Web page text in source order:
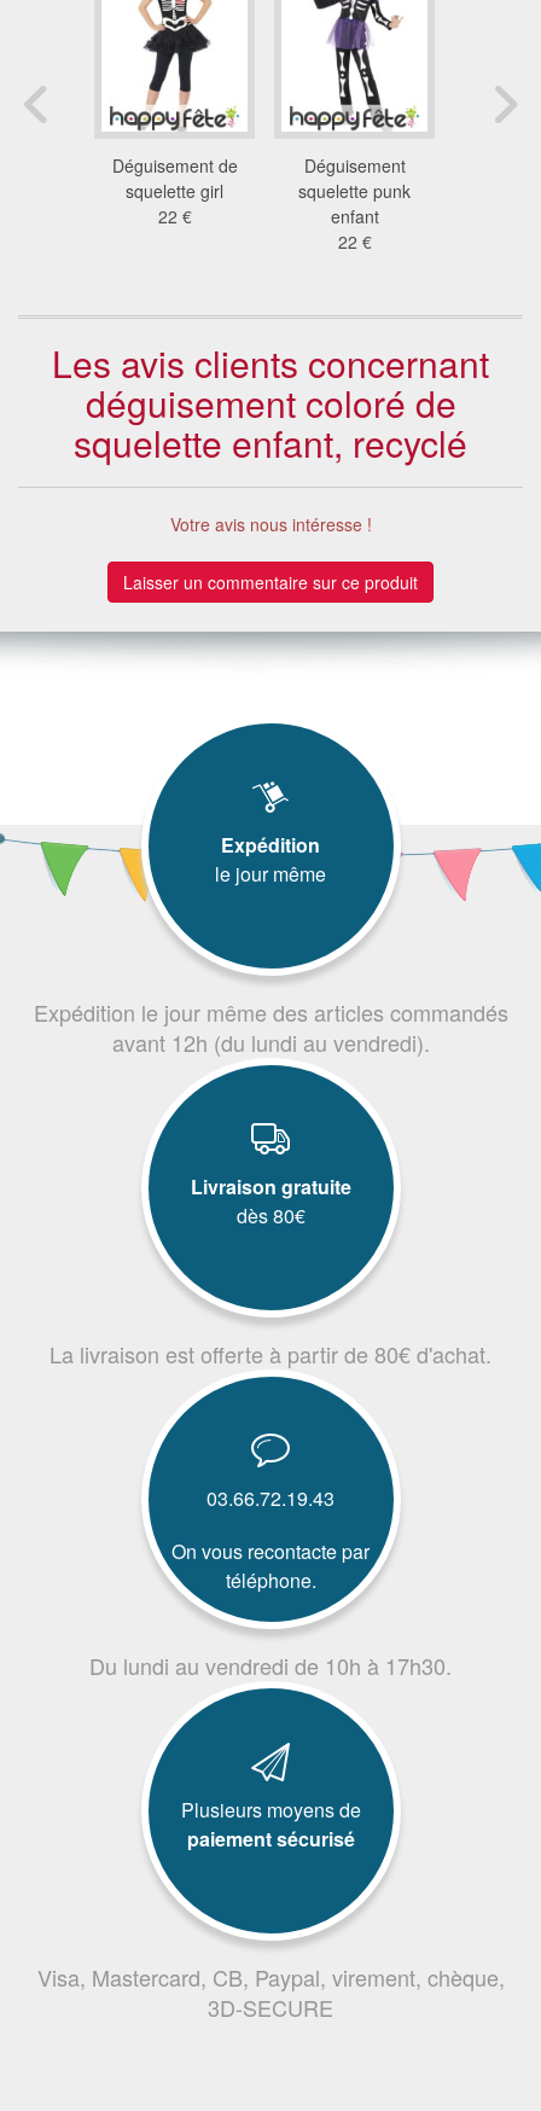
Déguisement de
squelette girl
22 €
Déguisement
squelette punk
enfant
22 €
Les avis clients concernant
déguisement coloré de
squelette enfant, recyclé
Votre avis nous intéresse !
Laisser un commentaire sur ce produit
Expédition
le jour même
Expédition le jour même des articles commandés
avant 12h (du lundi au vendredi).
Livraison gratuite
dès 80€
La livraison est offerte à partir de 80€ d'achat.
03.66.72.19.43
On vous recontacte par
téléphone.
Du lundi au vendredi de 10h à 17h30.
Plusieurs moyens de
paiement sécurisé
Visa, Mastercard, CB, Paypal, virement, chèque,
3D-SECURE